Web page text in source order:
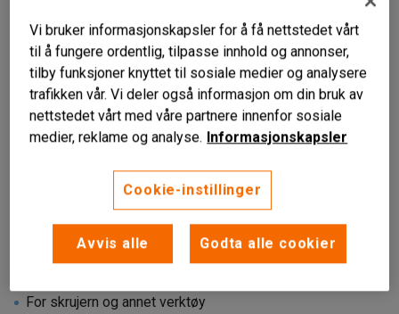
For skrujern og annet verktøy
Vi bruker informasjonskapsler for å få nettstedet vårt
til å fungere ordentlig, tilpasse innhold og annonser,
tilby funksjoner knyttet til sosiale medier og analysere
trafikken vår. Vi deler også informasjon om din bruk av
nettstedet vårt med våre partnere innenfor sosiale
medier, reklame og analyse. Informasjonskapsler
Cookie-instillinger
Avvis alle Godta alle cookier